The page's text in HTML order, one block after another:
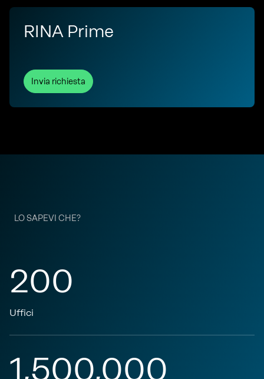
RINA Prime
Invia richiesta
LO SAPEVI CHE?
200
Uffici
1,500,000